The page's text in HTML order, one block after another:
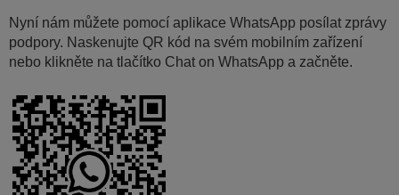
Nyní nám můžete pomocí aplikace WhatsApp posílat zprávy
podpory. Naskenujte QR kód na svém mobilním zařízení
nebo klikněte na tlačítko Chat on WhatsApp a začněte.